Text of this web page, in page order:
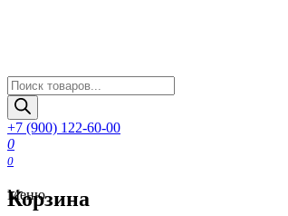
Поиск
товаров
+7 (900) 122-60-00
0
0
Корзина
Меню